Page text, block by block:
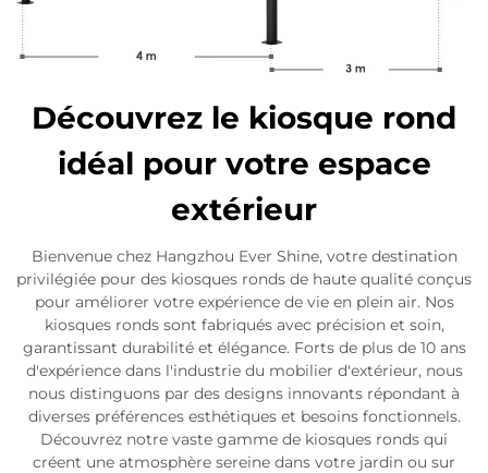
Découvrez le kiosque rond
idéal pour votre espace
extérieur
Bienvenue chez Hangzhou Ever Shine, votre destination
privilégiée pour des kiosques ronds de haute qualité conçus
pour améliorer votre expérience de vie en plein air. Nos
kiosques ronds sont fabriqués avec précision et soin,
garantissant durabilité et élégance. Forts de plus de 10 ans
d'expérience dans l'industrie du mobilier d'extérieur, nous
nous distinguons par des designs innovants répondant à
diverses préférences esthétiques et besoins fonctionnels.
Découvrez notre vaste gamme de kiosques ronds qui
créent une atmosphère sereine dans votre jardin ou sur